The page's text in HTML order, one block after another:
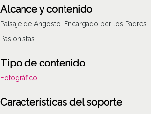
Alcance y contenido
Paisaje de Angosto. Encargado por los Padres
Pasionistas
Tipo de contenido
Fotográfico
Características del soporte
C